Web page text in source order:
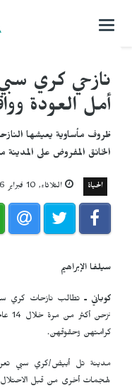
التحكم
نازحي كري
أمل العودة
ظروف مأساوية يعيشها
الخانق المفروض على المدينة
الحياة الثلاثاء, 10 فبراير 2026, 07:01
سيلفا الإبراهيم
كوباني ـتطالب نازحات كري
كرامتهن وحقوقهن.
لهجمات أخرى من قبل الاحتلال